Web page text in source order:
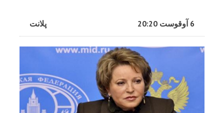
پلانت 6 آوقوست 20:20